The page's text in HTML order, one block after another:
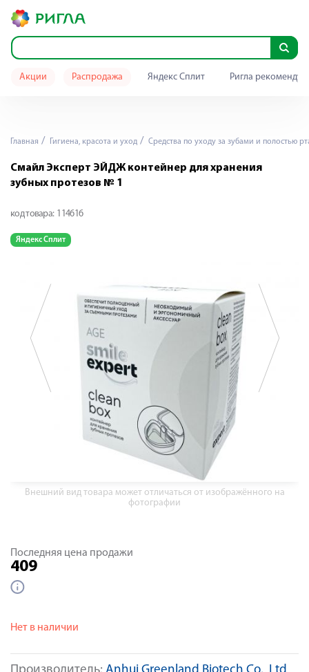
Акции Распродажа Яндекс Сплит Ригла
Главная Гигиена, красота и уход Средства по уходу за зубами и полостью
Смайл Эксперт ЭЙДЖ контейнер для хранения
зубных протезов № 1
код товара: 114616
Яндекс Сплит
Внешний вид товара может отличаться от изображённого на
фотографии
Последняя цена продажи
409
Нет в наличии